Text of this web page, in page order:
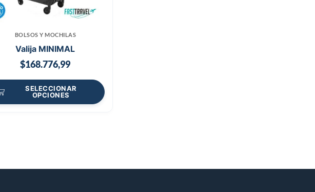
BOLSOS Y MOCHILAS
Valija MINIMAL
$168.776,99
SELECCIONAR
OPCIONES